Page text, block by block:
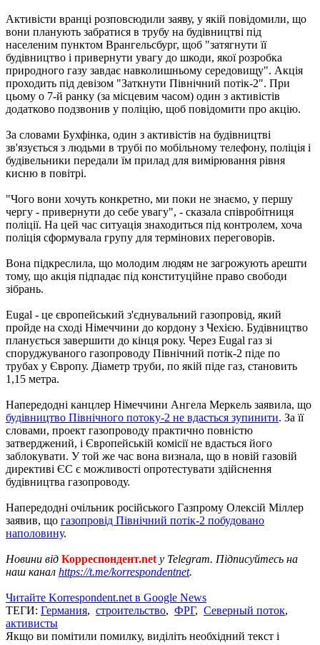
Активісти вранці розповсюдили заяву, у якій повідомили, що
вони планують забратися в трубу на будівництві під
населеним пунктом Врангельсбург, щоб "затягнути її
будівництво і привернути увагу до шкоди, якої розробка
природного газу завдає навколишньому середовищу". Акція
проходить під девізом "Заткнути Північний потік-2". При
цьому о 7-й ранку (за місцевим часом) один з активістів
додатково подзвонив у поліцію, щоб повідомити про акцію.
За словами Бухфінка, один з активістів на будівництві
зв'язується з людьми в трубі по мобільному телефону, поліція і
будівельники передали їм прилад для вимірювання рівня
кисню в повітрі.
"Чого вони хочуть конкретно, ми поки не знаємо, у першу
чергу - привернути до себе увагу", - сказала співробітниця
поліції. На цей час ситуація знаходиться під контролем, хоча
поліція сформувала групу для термінових переговорів.
Вона підкреслила, що молодим людям не загрожують арешти
тому, що акція підпадає під конституційне право свободи
зібрань.
Eugal - це європейський з'єднувальний газопровід, який
пройде на сході Німеччини до кордону з Чехією. Будівництво
планується завершити до кінця року. Через Eugal газ зі
споруджуваного газопроводу Північний потік-2 піде по
трубах у Європу. Діаметр труби, по якій піде газ, становить
1,15 метра.
Напередодні канцлер Німеччини Ангела Меркель заявила, що
будівництво Північного потоку-2 не вдасться зупинити. За її
словами, проект газопроводу практично повністю
затверджений, і Європейській комісії не вдасться його
заблокувати. У той же час вона визнала, що в новій газовій
директиві ЄС є можливості опротестувати здійснення
будівництва газопроводу.
Напередодні очільник російського Газпрому Олексій Міллер
заявив, що газопровід Північний потік-2 побудовано
наполовину.
Новини від Корреспондент.net у Telegram. Підписуйтесь на
наш канал https://t.me/korrespondentnet.
Читайте Korrespondent.net в Google News
ТЕГИ: Германия, строительство, ФРГ, Северный поток,
активисты
Якщо ви помітили помилку, виділіть необхідний текст і